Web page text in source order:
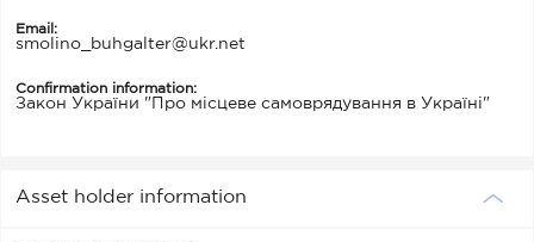
Email:
smolino_buhgalter@ukr.net
Confirmation information:
Закон України "Про місцеве самоврядування в Україні"
Asset holder information